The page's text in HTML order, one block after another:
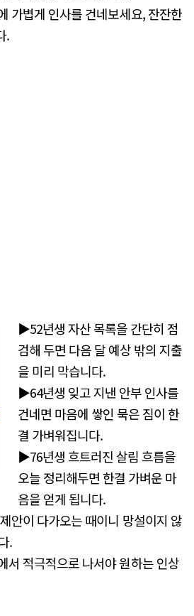
가볍게 인사를 건네보세요, 잔잔한
.
▶52년생 자산 목록을 간단히 점
검해 두면 다음 달 예상 밖의 지출
을 미리 막습니다.
▶64년생 잊고 지낸 안부 인사를
건네면 마음에 쌓인 묵은 짐이 한
결 가벼워집니다.
▶76년생 흐트러진 살림 흐름을
오늘 정리해두면 한결 가벼운 마
음을 얻게 됩니다.
안이 다가오는 때이니 망설이지 않
.
적극적으로 나서야 원하는 인상